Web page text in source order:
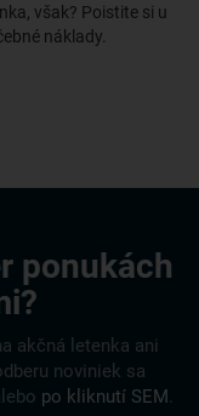
však? Poistite si u
náklady.
ponukách
akčná letenka ani
noviniek sa
po kliknutí SEM.